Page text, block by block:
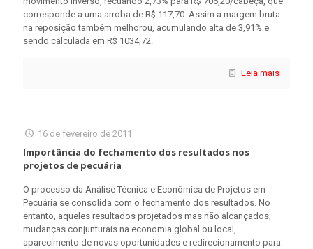
corresponde a uma arroba de R$ 117,70. Assim a margem bruta
na reposição também melhorou, acumulando alta de 3,91% e
sendo calculada em R$ 1034,72.
Leia mais
16 de fevereiro de 2011
Importância do fechamento dos resultados nos
projetos de pecuária
O processo da Análise Técnica e Econômica de Projetos em
Pecuária se consolida com o fechamento dos resultados. No
entanto, aqueles resultados projetados mas não alcançados,
mudanças conjunturais na economia global ou local,
aparecimento de novas oportunidades e redirecionamento para